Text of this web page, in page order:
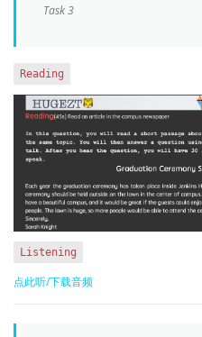
Task 3
Reading
Listening
点此听/下载音频